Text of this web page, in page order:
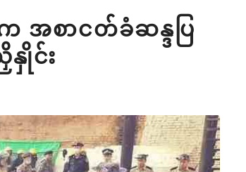
အစာငတ်ခံဆန္ဒပြ
နှိုင်း